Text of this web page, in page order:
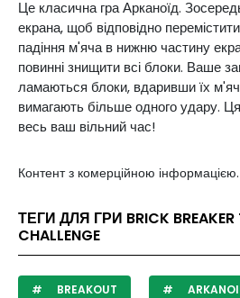
Це класична гра Арканоїд.
екрана, щоб відповідно
падіння м'яча в нижню частину
повинні знищити всі блоки. Ваше
ламаються блоки, вдаривши їх
вимагають більше одного удару.
весь ваш вільний час!
Контент з комерційною інформацією.
ТЕГИ ДЛЯ ГРИ BRICK BREAKER
CHALLENGE
BREAKOUT